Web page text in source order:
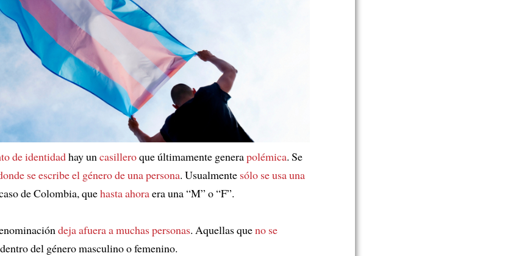
de identidadhay un casilleroque últimamente generapolémica. Se
se escribe el género de una persona. Usualmente sólo se usa una
de Colombia, quehasta ahoraera una “M” o “F”.
deja afuera a muchas personas. Aquellas queno se
dentro del género masculino o femenino.